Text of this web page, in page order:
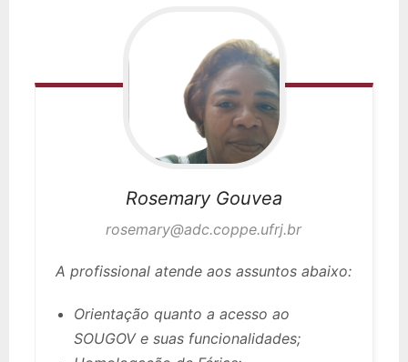
Rosemary Gouvea
rosemary@adc.coppe.ufrj.br
A profissional atende aos assuntos abaixo:
Orientação quanto a acesso ao
SOUGOV e suas funcionalidades;